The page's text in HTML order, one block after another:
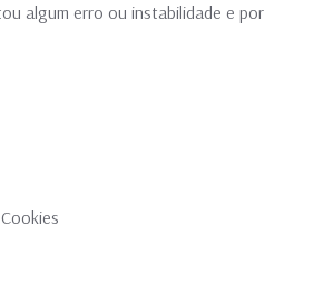
algum erro ou instabilidade e por